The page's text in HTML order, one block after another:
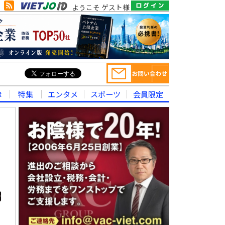
ようこそ ゲスト様
特集 エンタメ スポーツ 会員限定